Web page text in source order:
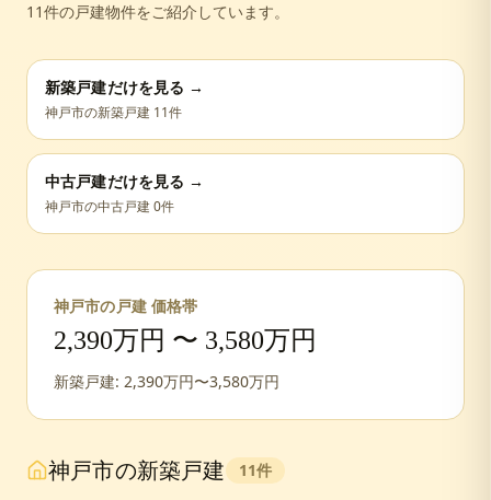
11件の戸建物件をご紹介しています。
新築戸建だけを見る →
神戸市の新築戸建 11件
中古戸建だけを見る →
神戸市の中古戸建0件
神戸市の戸建 価格帯
2,390万円 〜 3,580万円
新築戸建: 2,390万円〜3,580万円
神戸市の新築戸建 11件